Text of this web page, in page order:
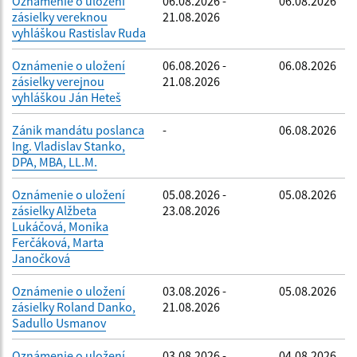
zásielky vereknou
vyhláškou Rastislav Ruda
21.08.2026
Oznámenie o uložení
zásielky verejnou
vyhláškou Ján Heteš
06.08.2026 -
21.08.2026
06.08.2026
Zánik mandátu poslanca
Ing. Vladislav Stanko,
DPA, MBA, LL.M.
- 06.08.2026
Oznámenie o uložení
zásielky Alžbeta
Lukáčová, Monika
Ferčáková, Marta
Janočková
05.08.2026 -
23.08.2026
05.08.2026
Oznámenie o uložení
zásielky Roland Danko,
Sadullo Usmanov
03.08.2026 -
21.08.2026
05.08.2026